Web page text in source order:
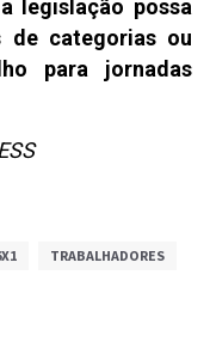
legislação possa
de categorias ou
para jornadas
TRABALHADORES